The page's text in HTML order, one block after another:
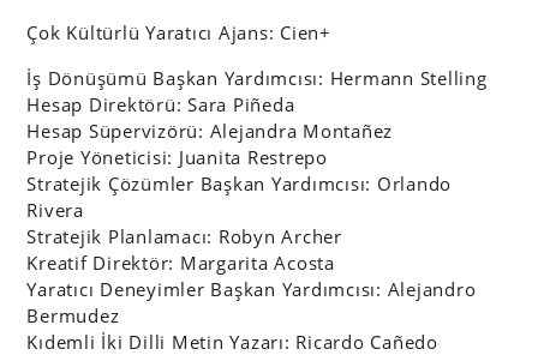
Çok Kültürlü Yaratıcı Ajans: Cien+
İş Dönüşümü Başkan Yardımcısı: Hermann Stelling
Hesap Direktörü: Sara Piñeda
Hesap Süpervizörü: Alejandra Montañez
Proje Yöneticisi: Juanita Restrepo
Stratejik Çözümler Başkan Yardımcısı: Orlando
Rivera
Stratejik Planlamacı: Robyn Archer
Kreatif Direktör: Margarita Acosta
Yaratıcı Deneyimler Başkan Yardımcısı: Alejandro
Bermudez
Kıdemli İki Dilli Metin Yazarı: Ricardo Cañedo